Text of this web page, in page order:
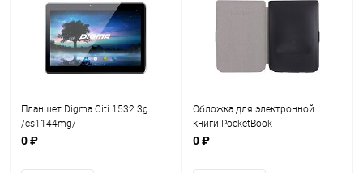
Планшет Digma Citi 1532 3g
/cs1144mg/
0 ₽
Обложка для электронной
книги PocketBook
614/615/625/626 (PBC-626-BK-
0 ₽